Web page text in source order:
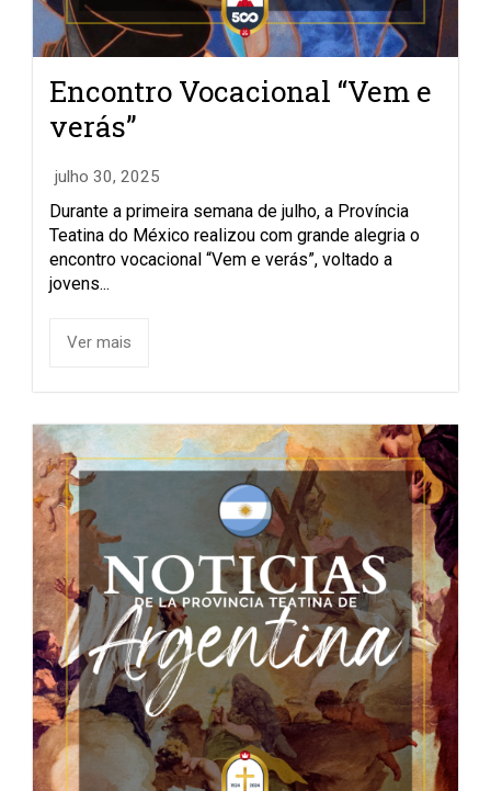
Encontro Vocacional “Vem e
verás”
julho 30, 2025
Durante a primeira semana de julho, a Província
Teatina do México realizou com grande alegria o
encontro vocacional “Vem e verás”, voltado a
jovens...
Ver mais